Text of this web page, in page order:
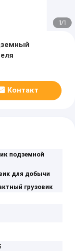
1/1
Контакт
подземной
для добычи
грузовик